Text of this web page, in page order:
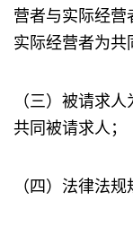
营者与实际经营
实际经营者为共
（三）被请求
共同被请求人；
（四）法律法